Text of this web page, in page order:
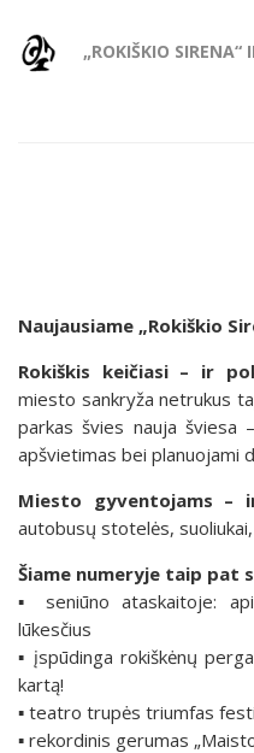
„ROKIŠKIO SIRENA“
Naujausiame „Rokiškio
Rokiškis keičiasi – ir
miesto sankryža netrukus
parkas švies nauja šviesa
apšvietimas bei planuojami
Miesto gyventojams –
autobusų stotelės,
Šiame numeryje taip pat
▪️ seniūno ataskaitoje:
lūkesčius
▪️ įspūdinga rokiškėnų
kartą!
▪️ teatro trupės triumfas
▪️ rekordinis gerumas